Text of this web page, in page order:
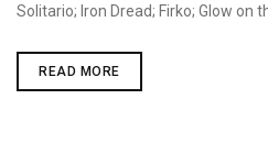
Solitario; Iron Dread; Firko; Glow on
READ MOREARTISTAS
INTEGRANTES